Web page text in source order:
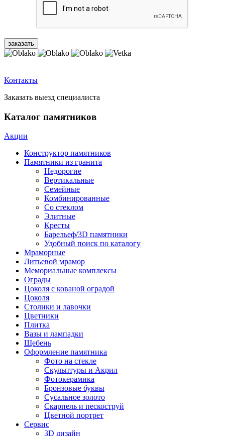
Контакты
Заказать выезд специалиста
Каталог памятников
Акции
Конструктор памятников
Памятники из гранита
Недорогие
Вертикальные
Семейные
Комбинированные
Со стеклом
Элитные
Кресты
Барельеф/3D памятники
Удобный поиск по каталогу
Мраморные
Литьевой мрамор
Мемориальные комплексы
Ограды
Цоколя с кованой оградой
Цоколя
Столики и лавочки
Цветники
Плитка
Вазы и лампадки
Щебень
Оформление памятника
Фото на стекле
Скульптуры и Акрил
Фотокерамика
Бронзовые буквы
Сусальное золото
Скарпель и пескоструй
Цветной портрет
Сервис
3D дизайн